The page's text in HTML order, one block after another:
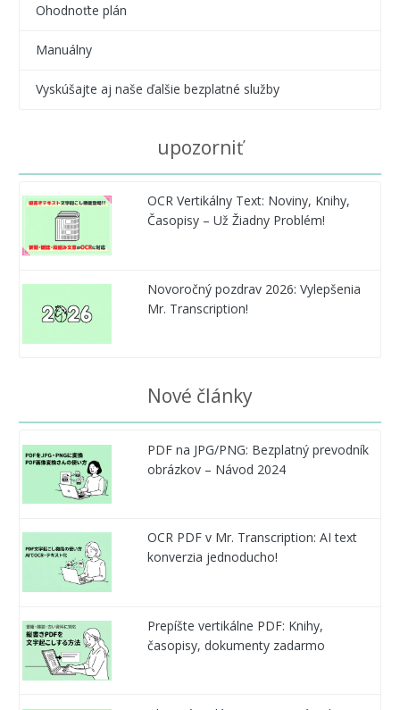
Ohodnoťte plán
Manuálny
Vyskúšajte aj naše ďalšie bezplatné služby
upozorniť
OCR Vertikálny Text: Noviny, Knihy,
Časopisy – Už Žiadny Problém!
Novoročný pozdrav 2026: Vylepšenia
Mr. Transcription!
Nové články
PDF na JPG/PNG: Bezplatný prevodník
obrázkov – Návod 2024
OCR PDF v Mr. Transcription: AI text
konverzia jednoducho!
Prepíšte vertikálne PDF: Knihy,
časopisy, dokumenty zadarmo